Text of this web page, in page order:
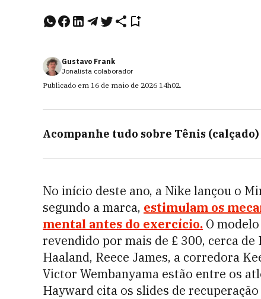
Gustavo Frank
Jonalista colaborador
Publicado em 16 de maio de 2026 14h02.
Acompanhe tudo sobre Tênis (calçado)
No início deste ano, a Nike lançou o
segundo a marca, estimulam os
mental antes do exercício. O
revendido por mais de £ 300, cerca
Haaland, Reece James, a corredora
Victor Wembanyama estão entre os
Hayward cita os slides de